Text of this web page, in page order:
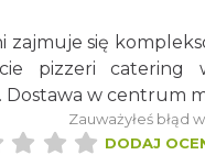
zajmuje się
pizzeri catering
w centrum
Zauważyłeś błąd
DODAJ